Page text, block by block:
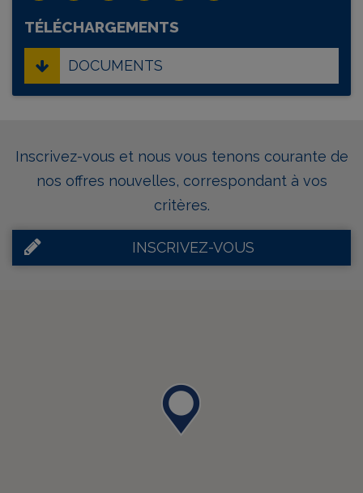
TÉLÉCHARGEMENTS
DOCUMENTS
Inscrivez-vous et nous vous tenons courante de
nos offres nouvelles, correspondant à vos
critères.
INSCRIVEZ-VOUS